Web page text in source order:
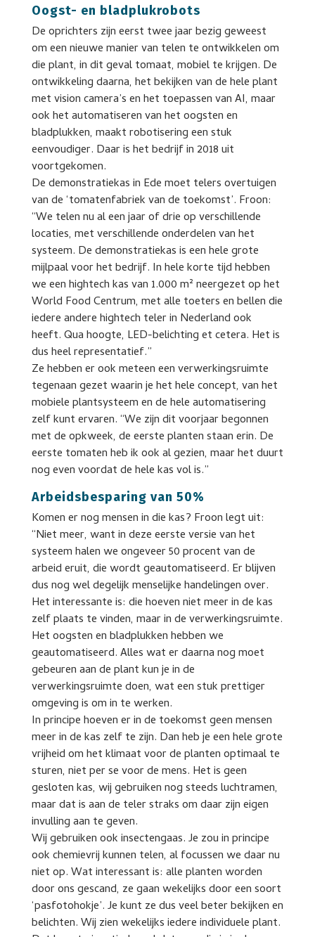
Oogst- en bladplukrobots
De oprichters zijn eerst twee jaar bezig geweest
om een nieuwe manier van telen te ontwikkelen om
die plant, in dit geval tomaat, mobiel te krijgen. De
ontwikkeling daarna, het bekijken van de hele plant
met vision camera’s en het toepassen van AI, maar
ook het automatiseren van het oogsten en
bladplukken, maakt robotisering een stuk
eenvoudiger. Daar is het bedrijf in 2018 uit
voortgekomen.
De demonstratiekas in Ede moet telers overtuigen
van de ‘tomatenfabriek van de toekomst’. Froon:
“We telen nu al een jaar of drie op verschillende
locaties, met verschillende onderdelen van het
systeem. De demonstratiekas is een hele grote
mijlpaal voor het bedrijf. In hele korte tijd hebben
we een hightech kas van 1.000 m² neergezet op het
World Food Centrum, met alle toeters en bellen die
iedere andere hightech teler in Nederland ook
heeft. Qua hoogte, LED-belichting et cetera. Het is
dus heel representatief.”
Ze hebben er ook meteen een verwerkingsruimte
tegenaan gezet waarin je het hele concept, van het
mobiele plantsysteem en de hele automatisering
zelf kunt ervaren. “We zijn dit voorjaar begonnen
met de opkweek, de eerste planten staan erin. De
eerste tomaten heb ik ook al gezien, maar het duurt
nog even voordat de hele kas vol is.”
Arbeidsbesparing van 50%
Komen er nog mensen in die kas? Froon legt uit:
“Niet meer, want in deze eerste versie van het
systeem halen we ongeveer 50 procent van de
arbeid eruit, die wordt geautomatiseerd. Er blijven
dus nog wel degelijk menselijke handelingen over.
Het interessante is: die hoeven niet meer in de kas
zelf plaats te vinden, maar in de verwerkingsruimte.
Het oogsten en bladplukken hebben we
geautomatiseerd. Alles wat er daarna nog moet
gebeuren aan de plant kun je in de
verwerkingsruimte doen, wat een stuk prettiger
omgeving is om in te werken.
In principe hoeven er in de toekomst geen mensen
meer in de kas zelf te zijn. Dan heb je een hele grote
vrijheid om het klimaat voor de planten optimaal te
sturen, niet per se voor de mens. Het is geen
gesloten kas, wij gebruiken nog steeds luchtramen,
maar dat is aan de teler straks om daar zijn eigen
invulling aan te geven.
Wij gebruiken ook insectengaas. Je zou in principe
ook chemievrij kunnen telen, al focussen we daar nu
niet op. Wat interessant is: alle planten worden
door ons gescand, ze gaan wekelijks door een soort
‘pasfotohokje’. Je kunt ze dus veel beter bekijken en
belichten. Wij zien wekelijks iedere individuele plant.